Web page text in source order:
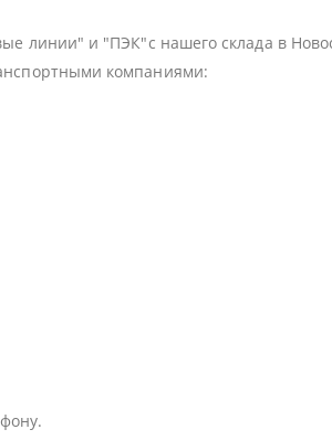
линии" и "ПЭК"с нашего склада в
компаниями: